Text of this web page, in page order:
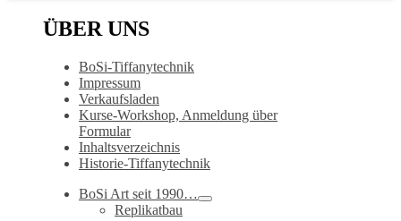
ÜBER UNS
BoSi-Tiffanytechnik
Impressum
Verkaufsladen
Kurse-Workshop, Anmeldung über
Formular
Inhaltsverzeichnis
Historie-Tiffanytechnik
BoSi Art seit 1990…
Replikatbau